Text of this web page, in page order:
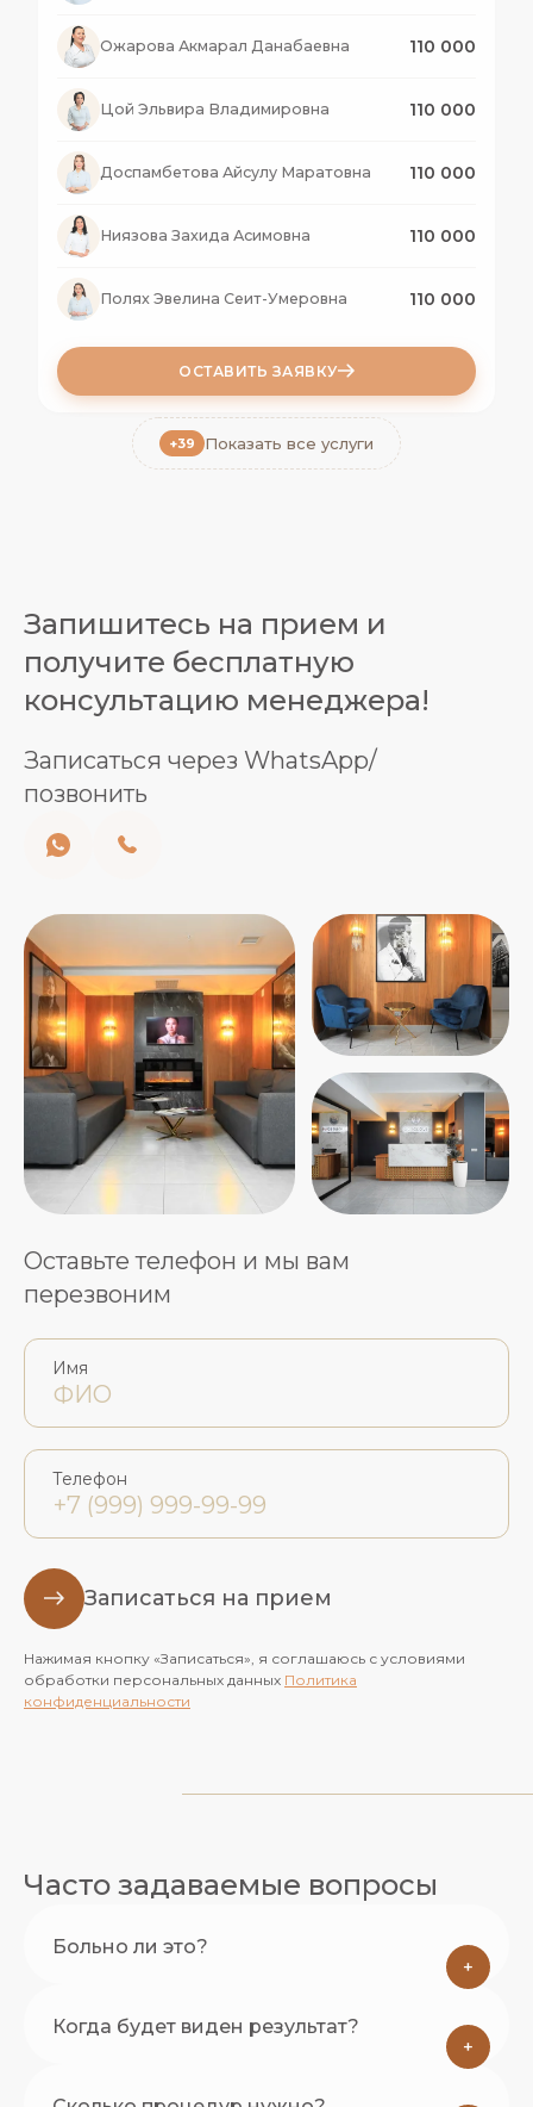
Ожарова Акмарал Данабаевна 110 000
Цой Эльвира Владимировна 110 000
Доспамбетова Айсулу Маратовна 110 000
Ниязова Захида Асимовна 110 000
Полях Эвелина Сеит-Умеровна 110 000
ОСТАВИТЬ ЗАЯВКУ
+39 Показать все услуги
Запишитесь на прием и
получите бесплатную
консультацию менеджера!
Записаться через WhatsApp/
позвонить
Оставьте телефон и мы вам
перезвоним
Имя
Телефон
Записаться на прием
Нажимая кнопку «Записаться», я соглашаюсь с условиями
обработки персональных данных Политика
конфиденциальности
Часто задаваемые вопросы
Больно ли это?
+
Когда будет виден результат?
+